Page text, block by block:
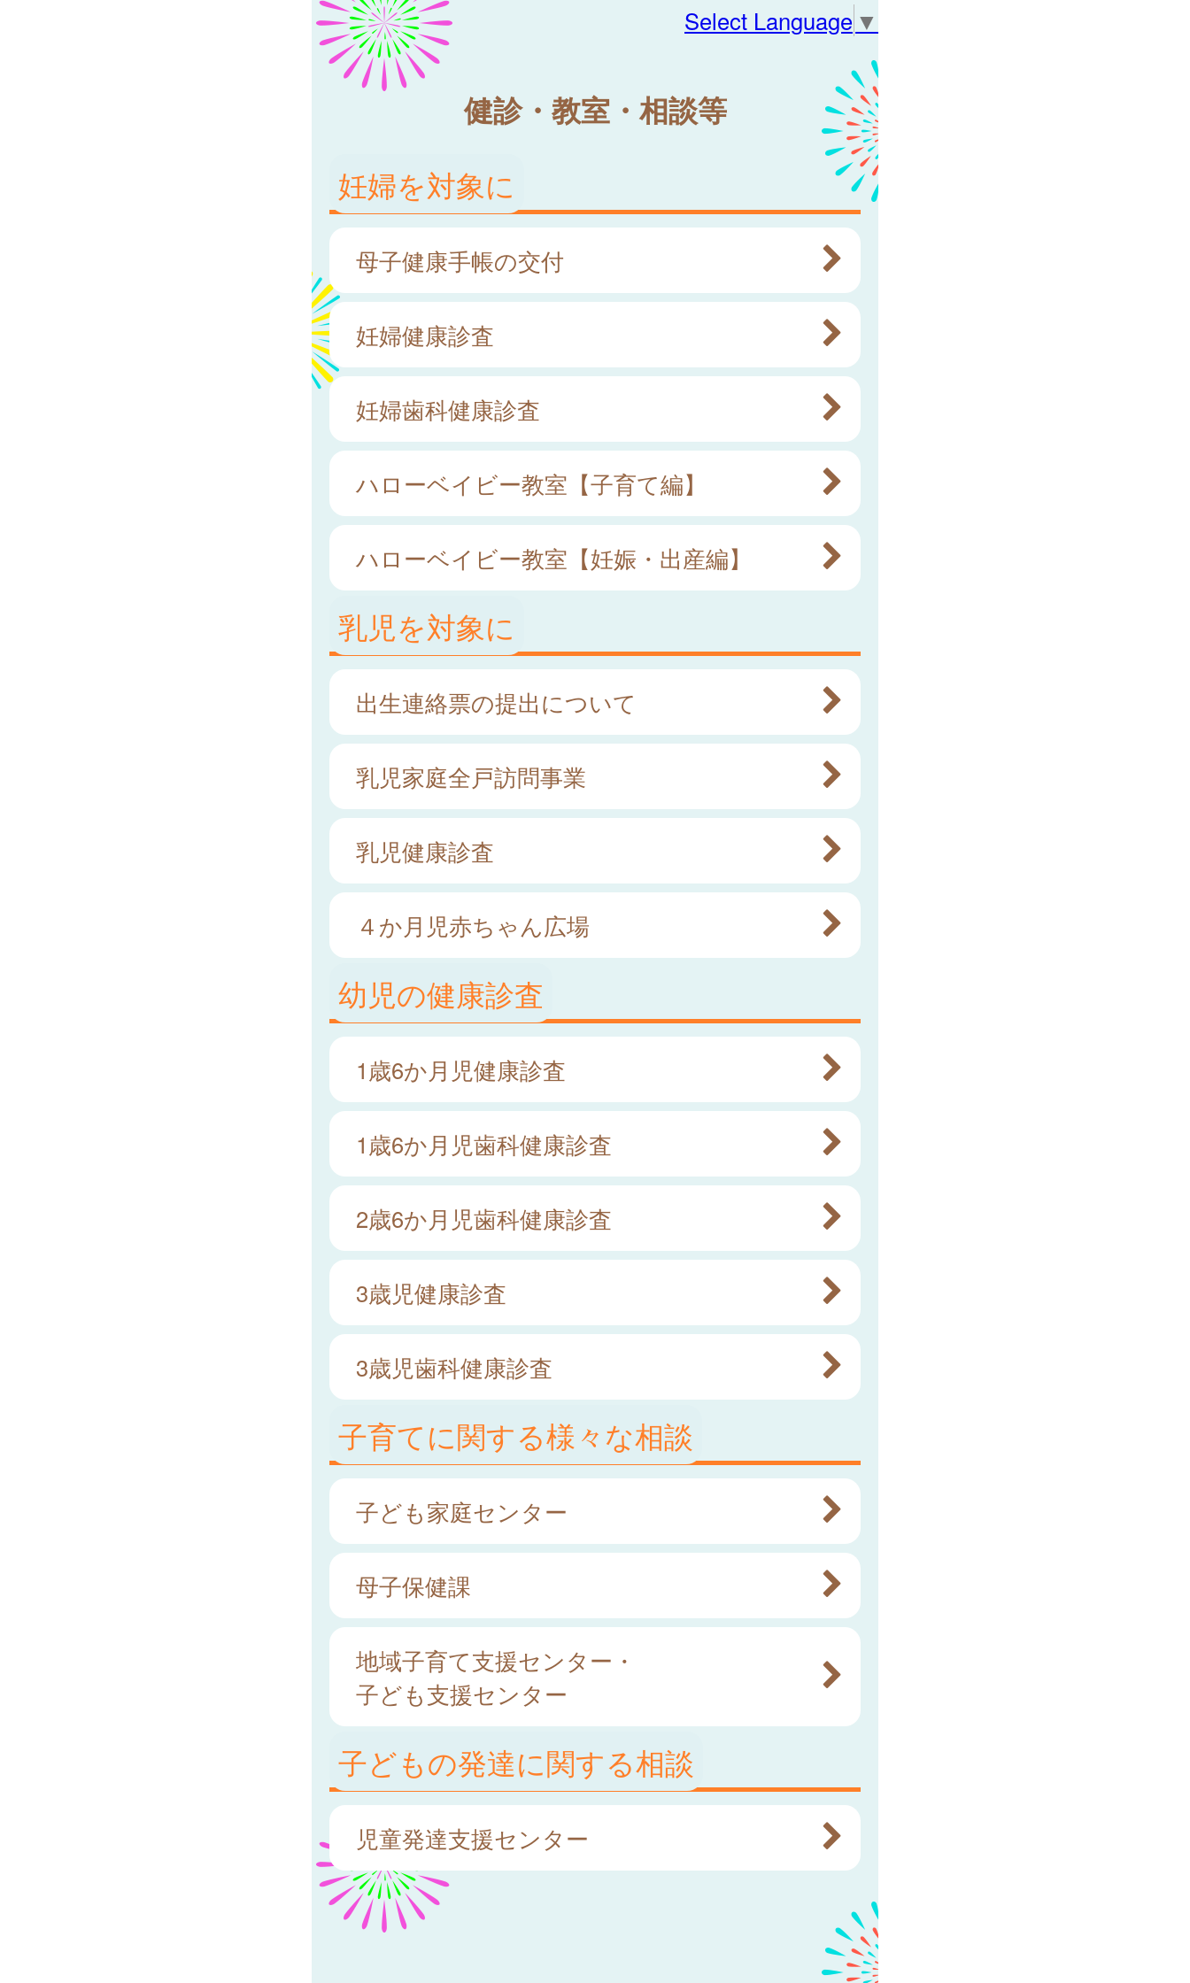
Select Language ▼
健診・教室・相談等
妊婦を対象に
母子健康手帳の交付
妊婦健康診査
妊婦歯科健康診査
ハローベイビー教室【子育て編】
ハローベイビー教室【妊娠・出産編】
乳児を対象に
出生連絡票の提出について
乳児家庭全戸訪問事業
乳児健康診査
４か月児赤ちゃん広場
幼児の健康診査
1歳6か月児健康診査
1歳6か月児歯科健康診査
2歳6か月児歯科健康診査
3歳児健康診査
3歳児歯科健康診査
子育てに関する様々な相談
子ども家庭センター
母子保健課
地域子育て支援センター・
子ども支援センター
子どもの発達に関する相談
児童発達支援センター